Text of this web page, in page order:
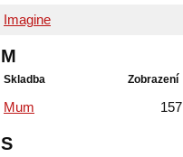
Imagine
M
Skladba Zobrazení
Mum 157
S